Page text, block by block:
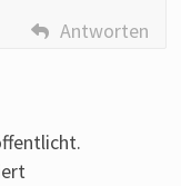
Antworten